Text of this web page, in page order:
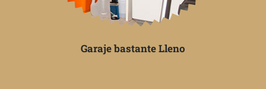
Garaje bastante Lleno